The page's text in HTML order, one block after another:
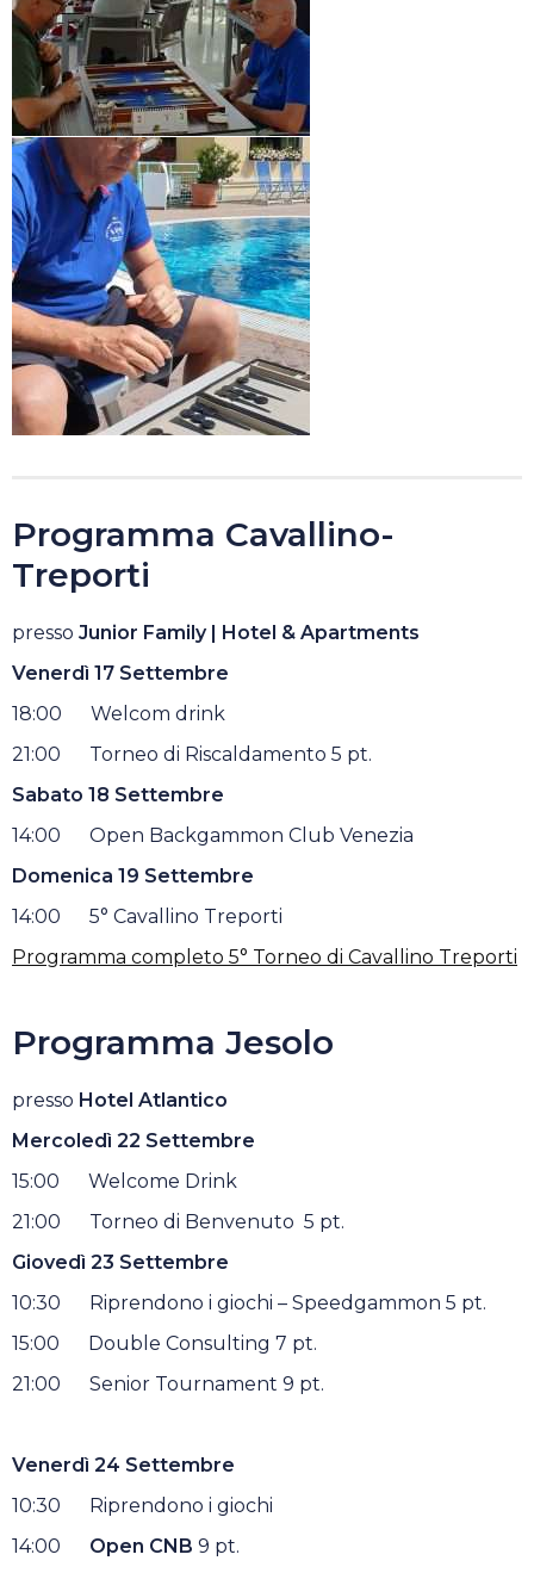
Programma Cavallino-
Treporti
presso Junior Family | Hotel & Apartments
Venerdì 17 Settembre
18:00 Welcom drink
21:00 Torneo di Riscaldamento 5 pt.
Sabato 18 Settembre
14:00 Open Backgammon Club Venezia
Domenica 19 Settembre
14:00 5° Cavallino Treporti
Programma completo 5° Torneo di Cavallino Treporti
Programma Jesolo
presso Hotel Atlantico
Mercoledì 22 Settembre
15:00 Welcome Drink
21:00 Torneo di Benvenuto 5 pt.
Giovedì 23 Settembre
10:30 Riprendono i giochi – Speedgammon 5 pt.
15:00 Double Consulting 7 pt.
21:00 Senior Tournament 9 pt.
Venerdì 24 Settembre
10:30 Riprendono i giochi
14:00 Open CNB 9 pt.